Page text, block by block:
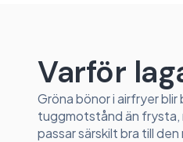
Varför
Gröna bönor i airfryer
tuggmotstånd än frysta,
passar särskilt bra till